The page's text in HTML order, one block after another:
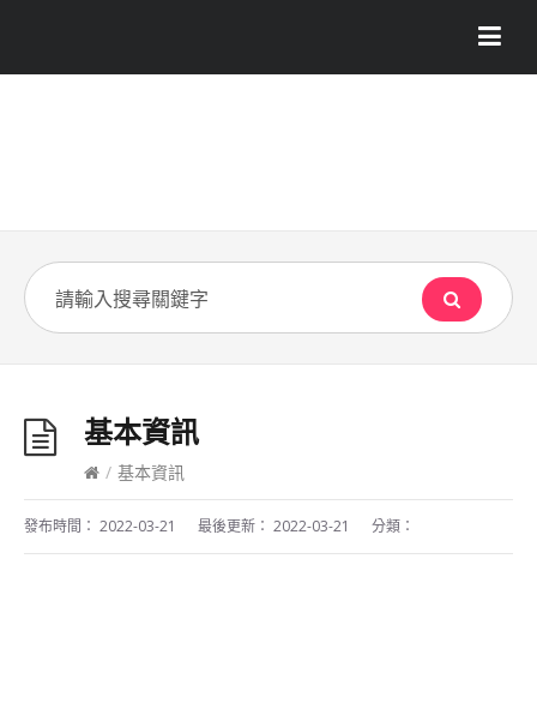
基本資訊
/ 基本資訊
發布時間： 2022-03-21 最後更新： 2022-03-21 分類：